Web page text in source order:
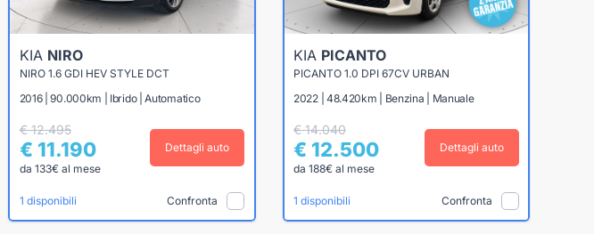
KIA NIRO
NIRO 1.6 GDI HEV STYLE DCT
2016 | 90.000km | Ibrido | Automatico
€ 12.495
€ 11.190
da 133€ al mese
Dettagli auto
1 disponibili Confronta
KIA PICANTO
PICANTO 1.0 DPI 67CV URBAN
2022 | 48.420km | Benzina | Manuale
€ 14.040
€ 12.500
da 188€ al mese
Dettagli auto
1 disponibili Confronta